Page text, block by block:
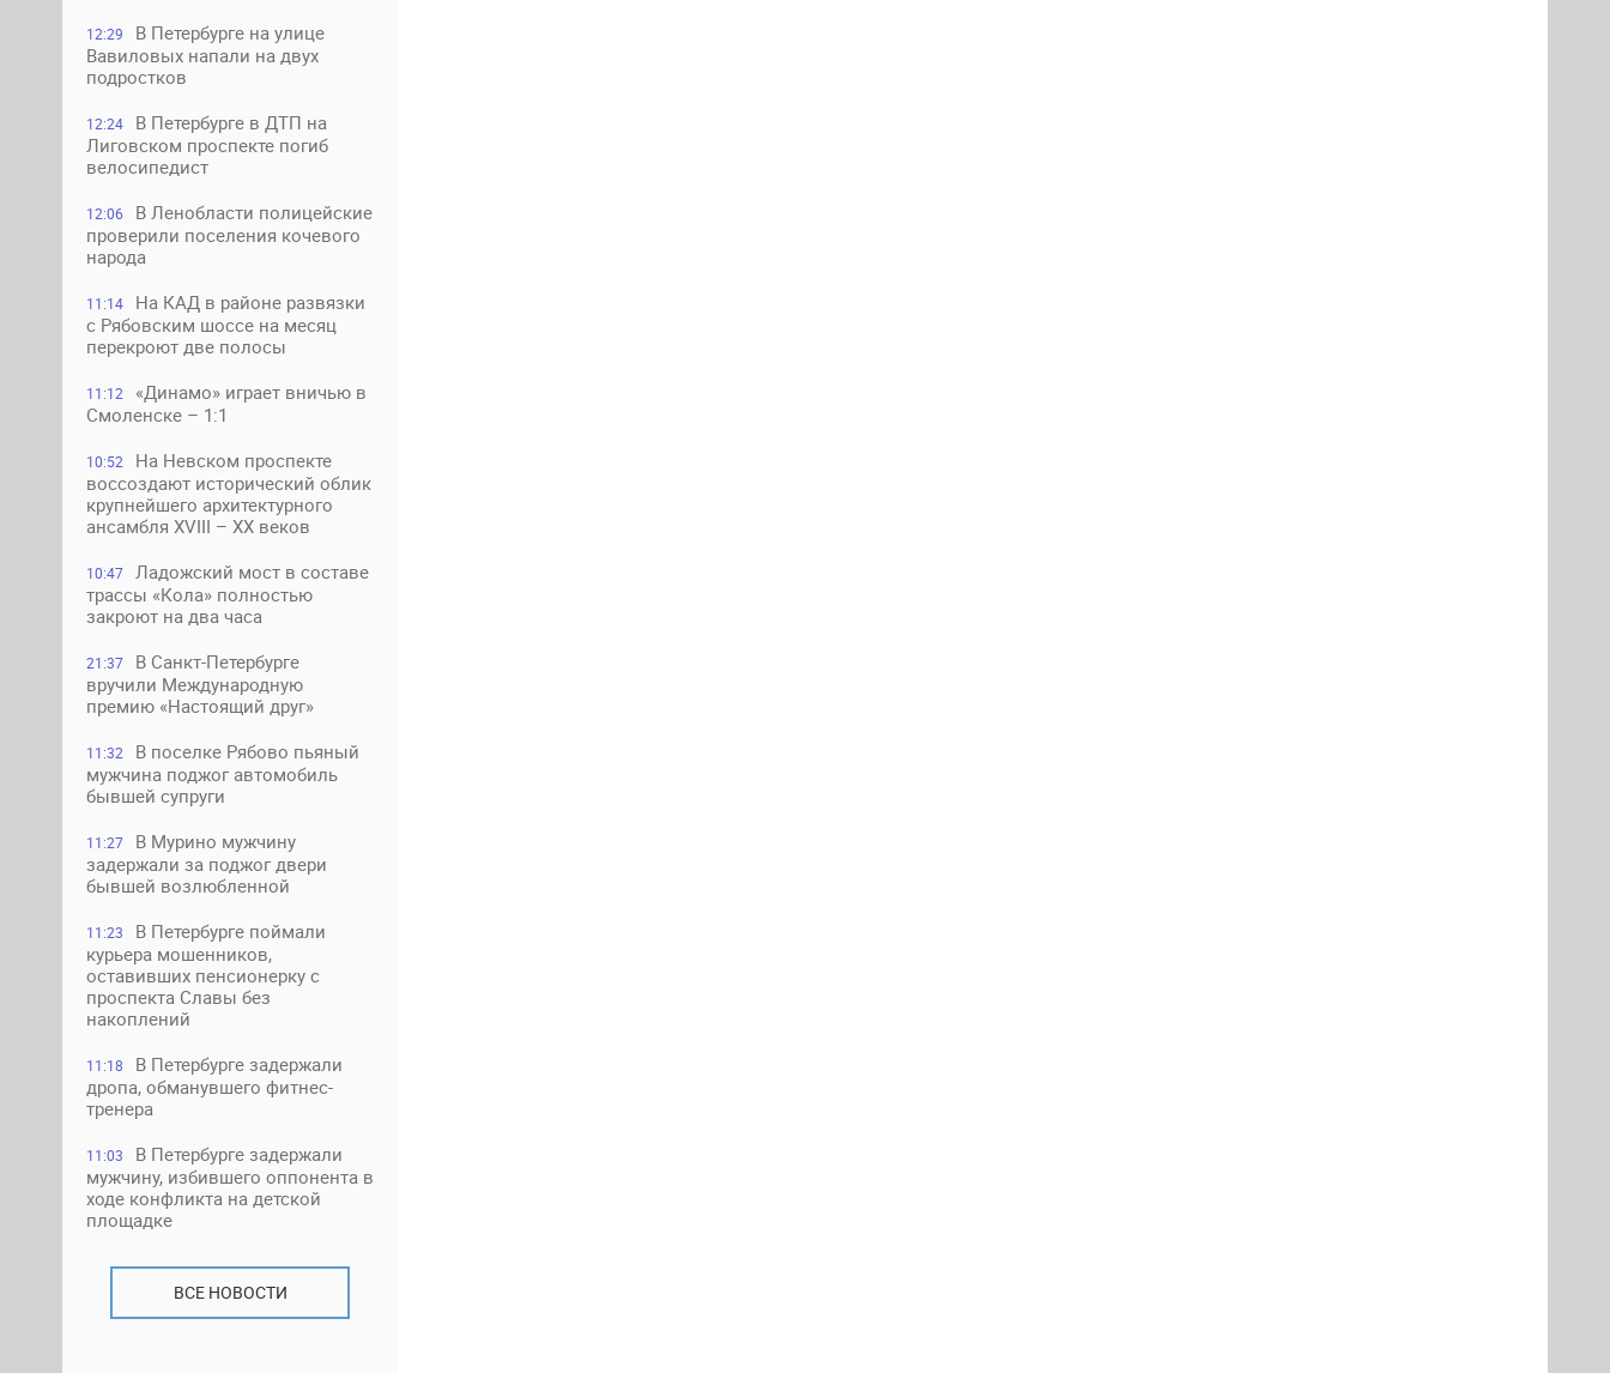
12:29
В Петербурге на улице
Вавиловых напали на двух
подростков
12:24
В Петербурге в ДТП на
Лиговском проспекте погиб
велосипедист
12:06
В Ленобласти полицейские
проверили поселения кочевого
народа
11:14
На КАД в районе развязки
с Рябовским шоссе на месяц
перекроют две полосы
11:12
«Динамо» играет вничью в
Смоленске – 1:1
10:52
На Невском проспекте
воссоздают исторический облик
крупнейшего архитектурного
ансамбля XVIII – XX веков
10:47
Ладожский мост в составе
трассы «Кола» полностью
закроют на два часа
21:37
В Санкт-Петербурге
вручили Международную
премию «Настоящий друг»
11:32
В поселке Рябово пьяный
мужчина поджог автомобиль
бывшей супруги
11:27
В Мурино мужчину
задержали за поджог двери
бывшей возлюбленной
11:23
В Петербурге поймали
курьера мошенников,
оставивших пенсионерку с
проспекта Славы без
накоплений
11:18
В Петербурге задержали
дропа, обманувшего фитнес-
тренера
11:03
В Петербурге задержали
мужчину, избившего оппонента в
ходе конфликта на детской
площадке
ВСЕ НОВОСТИ